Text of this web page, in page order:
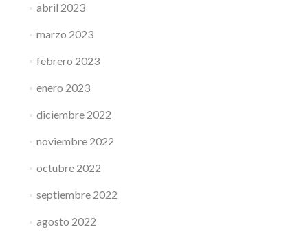
abril 2023
marzo 2023
febrero 2023
enero 2023
diciembre 2022
noviembre 2022
octubre 2022
septiembre 2022
agosto 2022